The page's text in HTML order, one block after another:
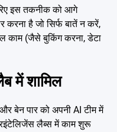
इस तकनीक को आगे
करना है जो सिर्फ बातें न करें,
काम (जैसे बुकिंग करना, डेटा
में शामिल
बेन पार को अपनी AI टीम में
लैब्स में काम शुरू